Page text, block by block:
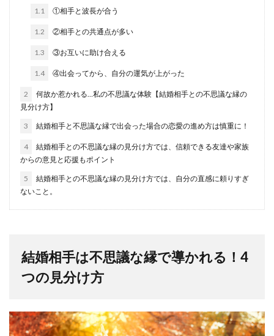
1.1 ①相手と波長が合う
1.2 ②相手との共通点が多い
1.3 ③お互いに助け合える
1.4 ④出会ってから、自分の運気が上がった
2
何故か惹かれる…私の不思議な体験【結婚相手との不思議な縁の
見分け方】
3 結婚相手と不思議な縁で出会った場合の恋愛の進め方は慎重に！
4
結婚相手との不思議な縁の見分け方では、信頼できる友達や家族
からの意見と応援もポイント
5
結婚相手との不思議な縁の見分け方では、自分の直感に頼りすぎ
ないこと。
結婚相手は不思議な縁で導かれる！4
つの見分け方